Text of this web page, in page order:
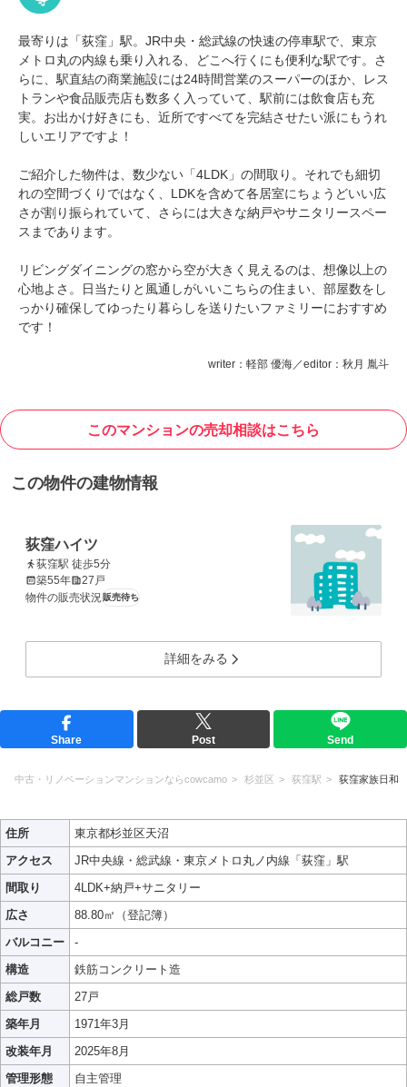
最寄りは「荻窪」駅。JR中央・総武線の快速の停車駅で、東京
メトロ丸の内線も乗り入れる、どこへ行くにも便利な駅です。さ
らに、駅直結の商業施設には24時間営業のスーパーのほか、レス
トランや食品販売店も数多く入っていて、駅前には飲食店も充
実。お出かけ好きにも、近所ですべてを完結させたい派にもうれ
しいエリアですよ！
ご紹介した物件は、数少ない「4LDK」の間取り。それでも細切
れの空間づくりではなく、LDKを含めて各居室にちょうどいい広
さが割り振られていて、さらには大きな納戸やサニタリースペー
スまであります。
リビングダイニングの窓から空が大きく見えるのは、想像以上の
心地よさ。日当たりと風通しがいいこちらの住まい、部屋数をし
っかり確保してゆったり暮らしを送りたいファミリーにおすすめ
です！
writer：軽部 優海／editor：秋月 胤斗
このマンションの売却相談はこちら
この物件の建物情報
荻窪ハイツ
荻窪駅 徒歩5分
築55年
27戸
物件の販売状況販売待ち
詳細をみる
Share Post Send
中古・リノベーションマンションならcowcamo 杉並区 荻窪駅 荻窪家族日和
住所
東京都杉並区天沼
アクセス
JR中央線・総武線・東京メトロ丸ノ内線「荻窪」駅
間取り
4LDK+納戸+サニタリー
広さ
88.80㎡（登記簿）
バルコニー
-
構造
鉄筋コンクリート造
総戸数
27戸
築年月
1971年3月
改装年月
2025年8月
管理形態
自主管理